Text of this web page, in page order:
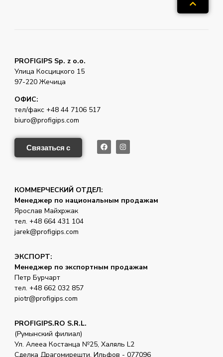
PROFIGIPS Sp. z o.o.
Улица Косцицкого 15
97-220 Жечица
ОФИС:
тел/факс +48 44 7106 517
biuro@profigips.com
Связаться с
КОММЕРЧЕСКИЙ ОТДЕЛ:
Менеджер по национальным продажам
Ярослав Майхржак
тел. +48 664 431 104
jarek@profigips.com
ЭКСПОРТ:
Менеджер по экспортным продажам
Петр Бурчарт
тел. +48 662 032 857
piotr@profigips.com
PROFIGIPS.RO S.R.L.
(Румынский филиал)
Ул. Алееа Костанца №25, Халяль L2
Сделка Драгомирешти, Ильфов - 077096